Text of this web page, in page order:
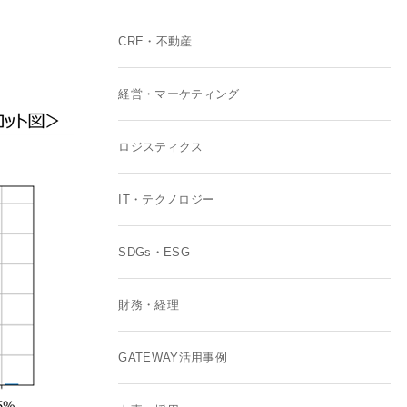
CRE・不動産
経営・マーケティング
ロジスティクス
IT・テクノロジー
SDGs・ESG
財務・経理
GATEWAY活用事例